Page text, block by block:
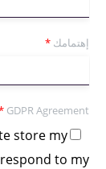
إهتمامك *
GDPR Agreement
store my
to my